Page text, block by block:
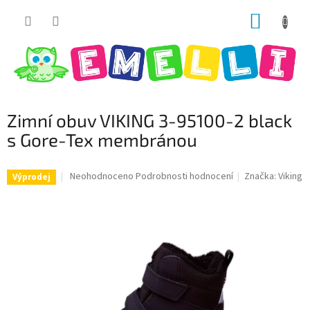
Zimní obuv VIKING 3-95100-2 black
s Gore-Tex membránou
Výprodej
Průměrné
Neohodnoceno Podrobnosti hodnocení Značka:Viking